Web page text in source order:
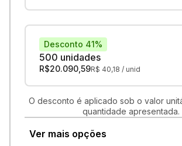
500 unidades
Desconto 41%
R$20.090,59R$ 40,18 / unid
O desconto é aplicado sob o valor
quantidade apresentada.
Ver mais opções